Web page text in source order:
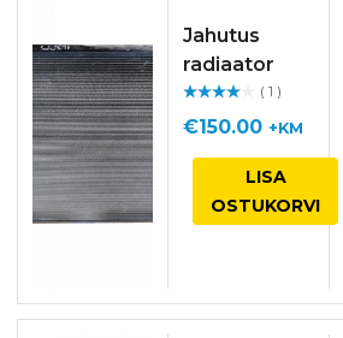
Jahutus
radiaator
guga/ 5
( 1 )
€150.00 +KM
LISA
OSTUKORVI